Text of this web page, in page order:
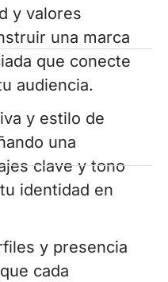
y valores
una marca
que conecte
audiencia.
y estilo de
una
clave y tono
identidad en
y presencia
cada